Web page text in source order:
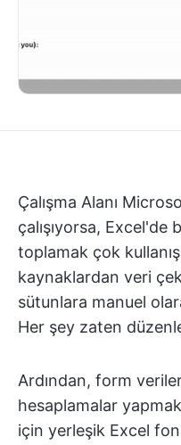
Çalışma Alanı
çalışıyorsa,
toplamak çok
kaynaklardan veri
sütunlara manuel
Her şey zaten
Ardından, form
hesaplamalar
için yerleşik Excel